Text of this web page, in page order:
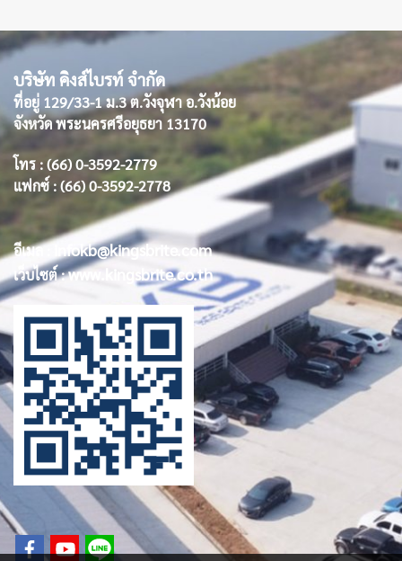
บริษัท คิงส์ไบรท์ จำกัด
ที่อยู่ 129/33-1 ม.3 ต.วังจุฬา อ.วังน้อย
จังหวัด พระนครศรีอยุธยา 13170
โทร : (66) 0-3592-2779
แฟกซ์ : (66) 0-3592-2778
อีเมล : infokb@kingsbrite.com
เว็บไซต์ :www.kingsbrite.co.th